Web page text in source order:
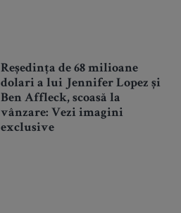
Reședința de 68 milioane
dolari a lui Jennifer Lopez și
Ben Affleck, scoasă la
vânzare: Vezi imagini
exclusive